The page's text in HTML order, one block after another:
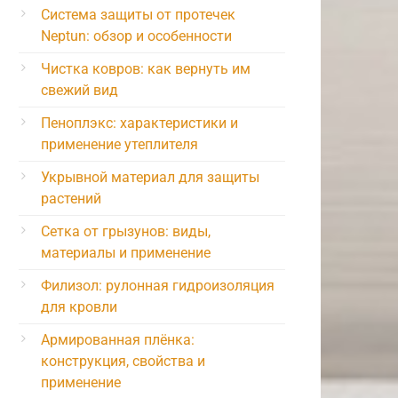
Система защиты от протечек
Neptun: обзор и особенности
Чистка ковров: как вернуть им
свежий вид
Пеноплэкс: характеристики и
применение утеплителя
Укрывной материал для защиты
растений
Сетка от грызунов: виды,
материалы и применение
Филизол: рулонная гидроизоляция
для кровли
Армированная плёнка:
конструкция, свойства и
применение